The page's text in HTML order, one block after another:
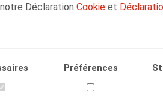
Déclaration Cookie et
Préférences
Facebook
TwitterLinkedinCourriel